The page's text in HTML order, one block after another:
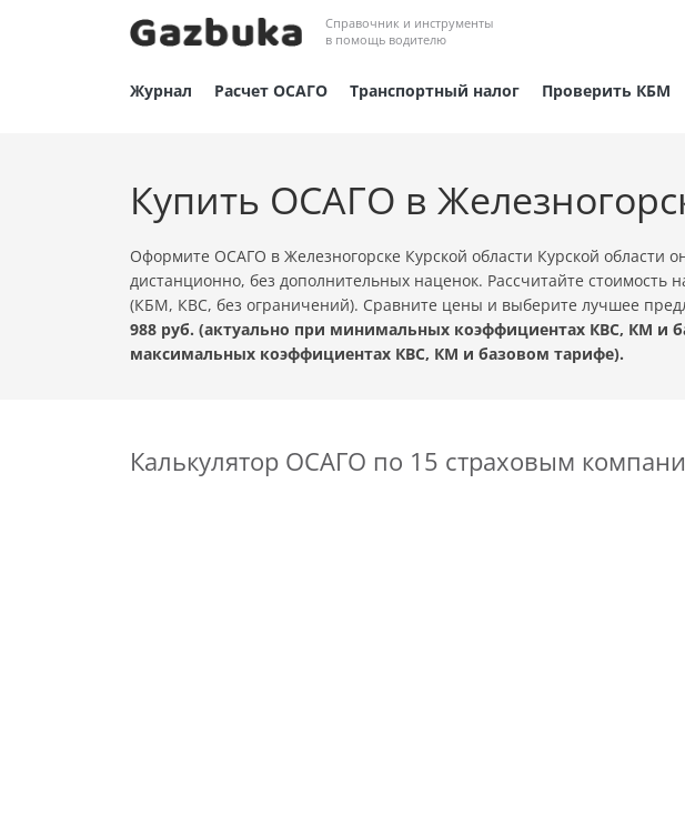
Справочник и инструменты
в помощь водителю
Журнал Расчет ОСАГО Транспортный налог Проверить КБМ
Купить ОСАГО в
Оформите ОСАГО в Железногорске Курской области Курской
дистанционно, без дополнительных наценок. Рассчитайте
(КБМ, КВС, без ограничений). Сравните цены и выберите лучшее
988 руб. (актуально при минимальных коэффициентах КВС, КМ и
максимальных коэффициентах КВС, КМ и базовом тарифе).
Калькулятор ОСАГО по 15 страховым